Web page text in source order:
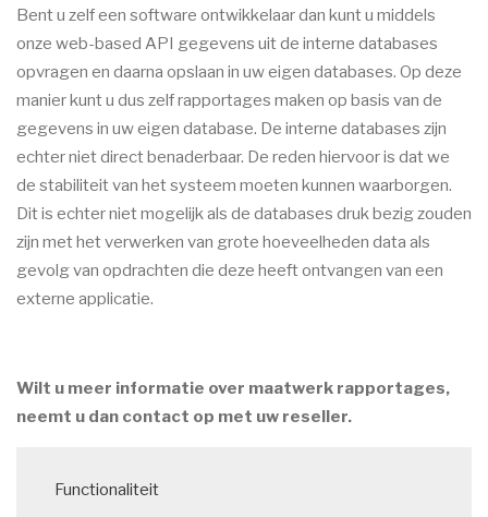
Bent u zelf een software ontwikkelaar dan kunt u middels
onze web-based API gegevens uit de interne databases
opvragen en daarna opslaan in uw eigen databases. Op deze
manier kunt u dus zelf rapportages maken op basis van de
gegevens in uw eigen database. De interne databases zijn
echter niet direct benaderbaar. De reden hiervoor is dat we
de stabiliteit van het systeem moeten kunnen waarborgen.
Dit is echter niet mogelijk als de databases druk bezig zouden
zijn met het verwerken van grote hoeveelheden data als
gevolg van opdrachten die deze heeft ontvangen van een
externe applicatie.
Wilt u meer informatie over maatwerk rapportages,
neemt u dan contact op met uw reseller.
navigation
Functionaliteit